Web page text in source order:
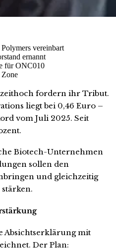
vereinbart
ernannt
für ONC010
Zone
fordern ihr Tribut.
liegt bei 0,46 Euro –
vom Juli 2025. Seit
Biotech-Unternehmen
sollen den
und gleichzeitig
Absichtserklärung mit
Der Plan: